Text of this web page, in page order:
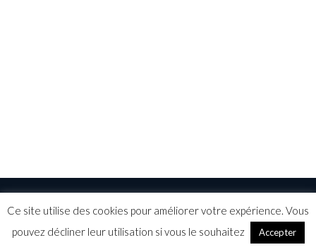
©ELEAD 2015 Mentions légales CGV
Ce site utilise des cookies pour améliorer votre expérience. Vous
pouvez décliner leur utilisation si vous le souhaitez
Accepter